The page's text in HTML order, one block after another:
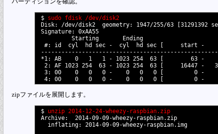
$ sudo fdisk /dev/disk2
Disk: /dev/disk2  geometry: 1947/255/63 [31291392
Signature: 0xAA55
         Starting       Ending
#: id  cyl  hd sec -  cyl  hd sec [     start -
*1: AB    0   1   1 - 1023 254  63 [        63 -
2: AF 1023 254  63 - 1023 254  63 [     16447
3: 00    0   0   0 -    0   0   0 [         0 -
zipファイルを展開します。
$ unzip 2014-12-24-wheezy-raspbian.zip
Archive:  2014-09-09-wheezy-raspbian.zip
  inflating: 2014-09-09-wheezy-raspbian.img